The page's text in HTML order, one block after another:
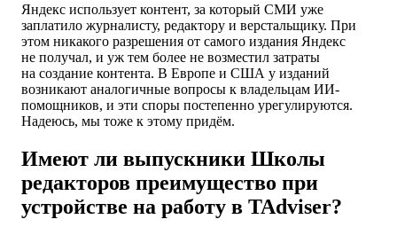
Яндекс использует контент, за который СМИ уже
заплатило журналисту, редактору и верстальщику. При
этом никакого разрешения от самого издания Яндекс
не получал, и уж тем более не возместил затраты
на создание контента. В Европе и США у изданий
возникают аналогичные вопросы к владельцам ИИ-
помощников, и эти споры постепенно урегулируются.
Надеюсь, мы тоже к этому придём.
Имеют ли выпускники Школы
редакторов преимущество при
устройстве на работу в TAdviser?